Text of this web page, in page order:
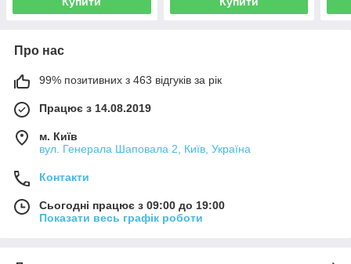
Про нас
99% позитивних з 463 відгуків за рік
Працює з 14.08.2019
м. Київ
вул. Генерала Шаповала 2, Київ, Україна
Контакти
Сьогодні працює з 09:00 до 19:00
Показати весь графік роботи